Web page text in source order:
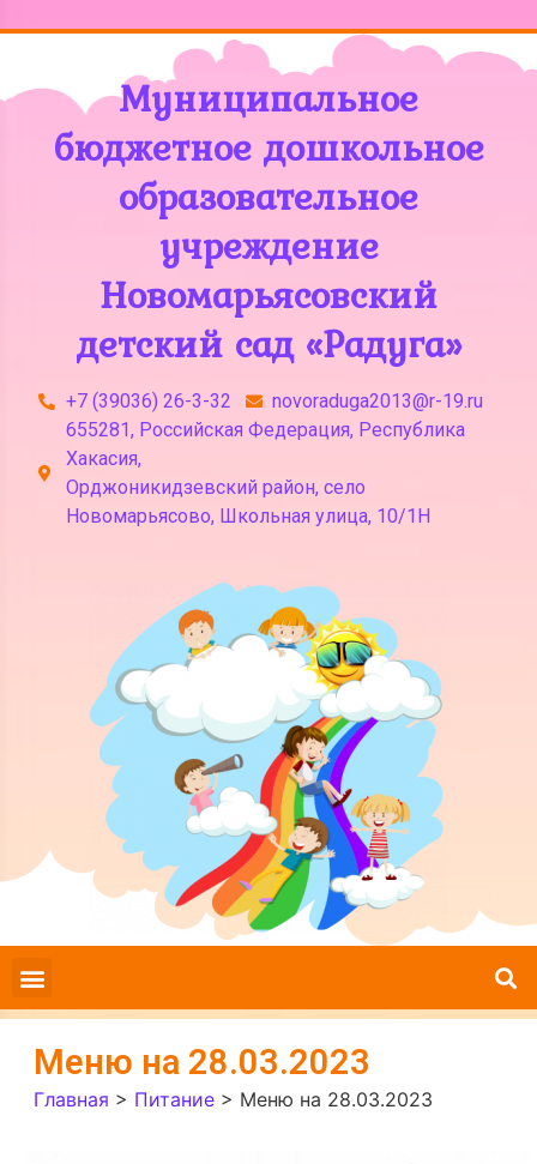
Муниципальное
бюджетное дошкольное
образовательное
учреждение
Новомарьясовский
детский сад «Радуга»
+7 (39036) 26-3-32
novoraduga2013@r-19.ru
655281, Российская Федерация, Республика
Хакасия,
Орджоникидзевский район, село
Новомарьясово, Школьная улица, 10/1Н
Меню на 28.03.2023
Главная > Питание > Меню на 28.03.2023